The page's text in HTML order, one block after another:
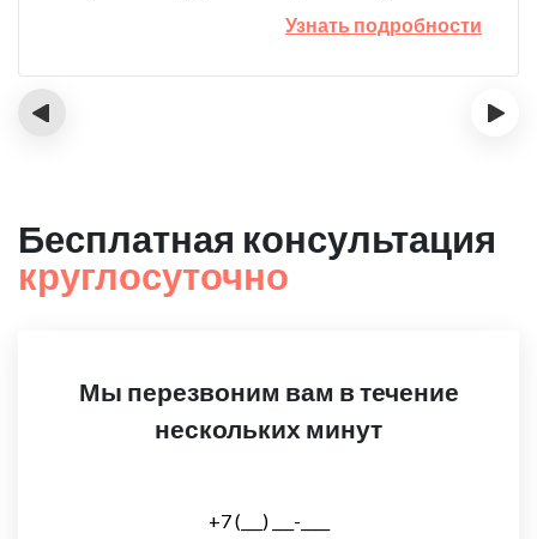
Узнать подробности
‹ ›
Бесплатная консультация
круглосуточно
Мы перезвоним вам в течение
нескольких минут